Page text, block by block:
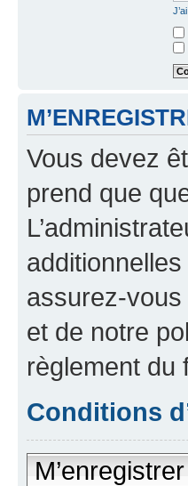
Vous devez
prend que
assurez-vous
et de notre
règlement du
Conditions
M’enregistrer